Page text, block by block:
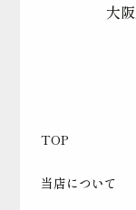
大
TOP
当店について